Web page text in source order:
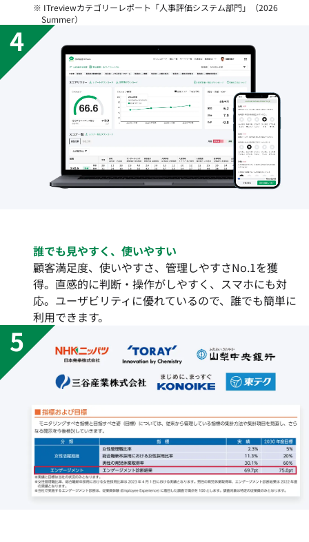
※ ITreviewカテゴリーレポート「人事評価システム部門」（2026
Summer）
誰でも見やすく、使いやすい
顧客満足度、使いやすさ、管理しやすさNo.1を獲
得。直感的に判断・操作がしやすく、スマホにも対
応。ユーザビリティに優れているので、誰でも簡単に
利用できます。